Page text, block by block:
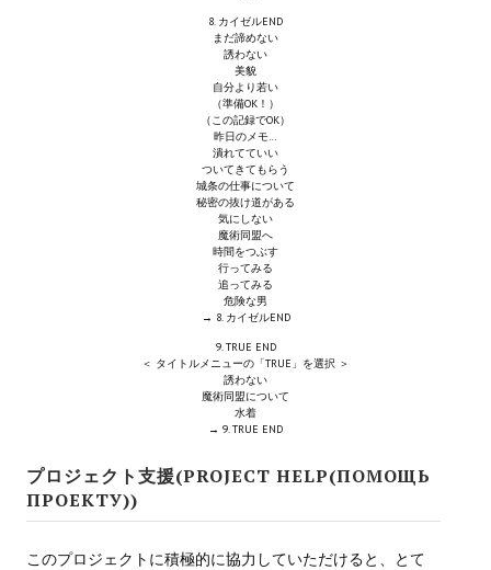
Kingdoms of Amalur: Reckoning
Mass Effect Andromeda
Star Wars Jedi Knight: Dark Force II
Star Wars Knights of the Old Republic 2
Titan Quest Immortal Throne
8. カイゼルEND
まだ諦めない
誘わない
美貌
自分より若い
（準備OK！）
（この記録でOK）
昨日のメモ…
潰れてていい
ついてきてもらう
城条の仕事について
秘密の抜け道がある
気にしない
魔術同盟へ
時間をつぶす
行ってみる
追ってみる
危険な男
→ 8. カイゼルEND
9. TRUE END
＜ タイトルメニューの「TRUE」を選択 ＞
誘わない
魔術同盟について
水着
→ 9. TRUE END
プロジェクト支援(PROJECT HELP(ПОМОЩЬ
ПРОЕКТУ))
このプロジェクトに積極的に協力していただけると、とて